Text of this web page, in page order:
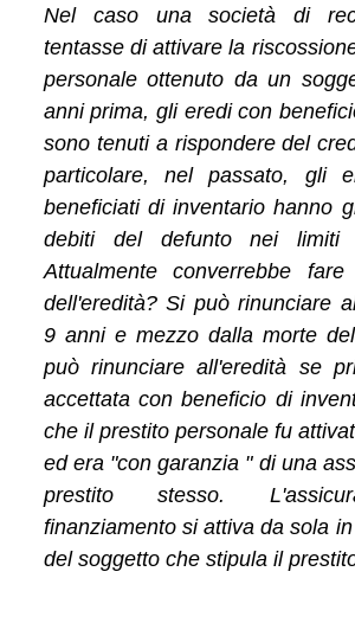
Nel caso una società di
tentasse di attivare la
personale ottenuto da un
anni prima, gli eredi con
sono tenuti a rispondere del
particolare, nel passato, gli
beneficiati di inventario hanno
debiti del defunto nei limiti
Attualmente converrebbe
dell'eredità? Si può rinunciare
9 anni e mezzo dalla morte
può rinunciare all'eredità se
accettata con beneficio di
che il prestito personale fu
ed era "con garanzia " di una
prestito stesso.
finanziamento si attiva da sola
del soggetto che stipula il